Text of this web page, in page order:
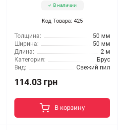
В наличии
Код Товара: 425
Толщина:
50 мм
Ширина:
50 мм
Длина:
2 м
Категория:
Брус
Вид:
Свежий пил
114.03 грн
В корзину